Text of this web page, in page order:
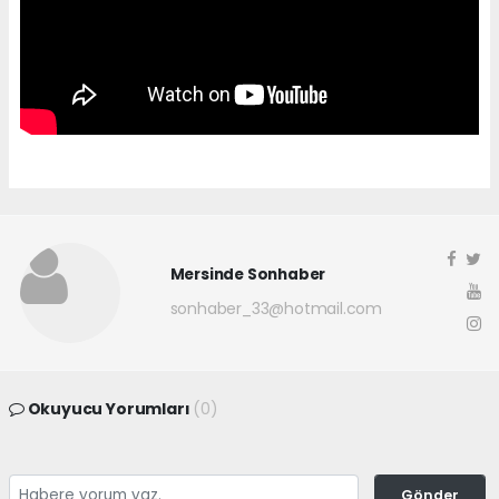
Mersinde Sonhaber
sonhaber_33@hotmail.com
Okuyucu Yorumları (0)
Gönder